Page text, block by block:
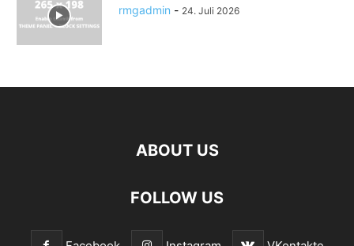
rmgadmin - 24. Juli 2026
ABOUT US
FOLLOW US